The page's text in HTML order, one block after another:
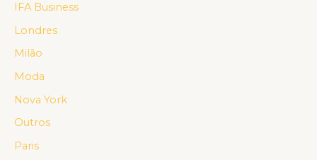
IFA Business
Londres
Milão
Moda
Nova York
Outros
Paris